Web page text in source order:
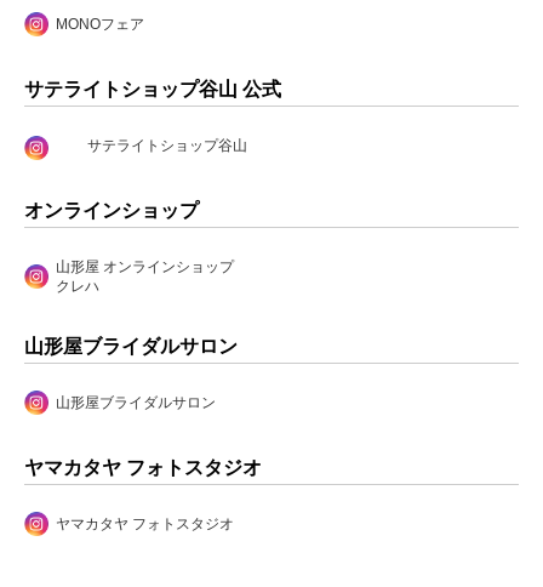
MONOフェア
サテライトショップ谷山 公式
サテライトショップ谷山
オンラインショップ
山形屋 オンラインショップ
クレハ
山形屋ブライダルサロン
山形屋ブライダルサロン
ヤマカタヤ フォトスタジオ
ヤマカタヤ フォトスタジオ